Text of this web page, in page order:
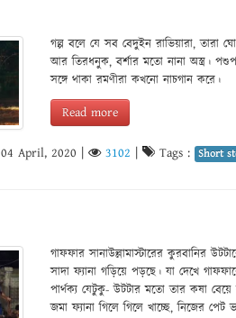
গল্প বলে যে সব বেদুইন রাভিয়ারা, তারা
আর তিরধনুক, বর্শার মতো নানা অস্ত্র।
সঙ্গে থাকা রমণীরা কখনো নাচগান করে।
Read more
04 April, 2020 3102 Tags : Short
গাফফার সানাউল্লামাস্টারের কুরবানির
সাদা ফ্যানা গড়িয়ে পড়ছে। যা দেখে
পার্থক্য যেটুকু- উটটার মতো তার কষা
জমা ফ্যানা গিলে গিলে খাচ্ছে, নিজের পেট